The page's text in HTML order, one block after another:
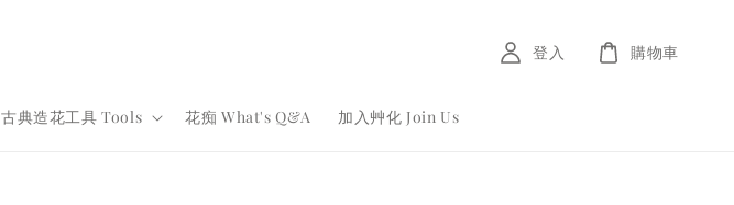
古典造花工具 Tools 花痴 What's Q&A 加入艸化 Join Us
登入 購物車